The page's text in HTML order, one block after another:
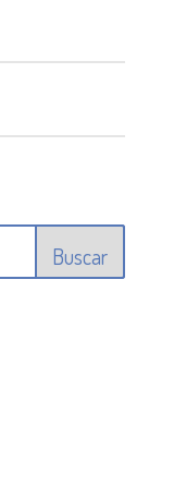
Buscar